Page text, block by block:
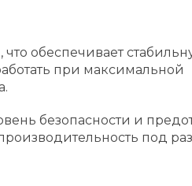
обеспечивает
при максимальной
безопасности и
под